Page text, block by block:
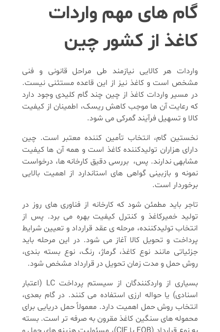
گام های مهم واردات
کاغذ از کشور چین
واردات هر کالایی نیازمند طی مراحل قانونی و فنی
مشخص است و کاغذ نیز از این قاعده مستثنی نیست.
در مسیر واردات کاغذ از چین چند گام کلیدی وجود دارد
که رعایت آن ها موجب کاهش ریسک، اطمینان از کیفیت
کالا و تسهیل فرآیند گمرکی می شود.
نخستین گام، انتخاب تأمین کننده معتبر است. چین
دارای هزاران تولیدکننده کاغذ است و همه آن ها کیفیت
مشابهی ندارند. پس، بررسی دقیق کارخانه ها، درخواست
نمونه و بازبینی گواهی های استاندارد از اهمیت بالایی
برخوردار است.
تاجر باید مطمئن شود که کارخانه از فناوری های روز در
تولید خمیرکاغذ و کنترل کیفیت بهره می برد. پس از
انتخاب تولیدکننده، مرحله ی عقد قرارداد و تعیین شرایط
پرداخت و تحویل کالا آغاز می شود. در این مرحله باید
جزئیاتی مانند نوع کاغذ، گرماژ، رنگ، نوع بسته بندی،
روش حمل و مدت زمان تحویل در قرارداد مشخص شود.
بسیاری از واردکنندگان از سیستم پرداخت LC (اعتبار
اسنادی) یا حواله ارزی استفاده می کنند. در گام بعدی،
انتخاب روش حمل اهمیت دارد. معمولاً حمل دریایی برای
محموله های سنگین کاغذ مقرون به صرفه تر است. بسته